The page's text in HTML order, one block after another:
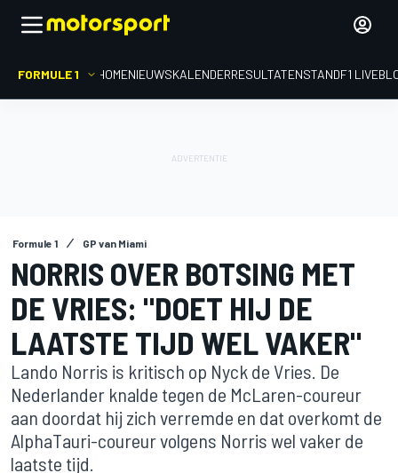
FORMULE 1 HOMENIEUWSKALENDERRESULTATENSTANDF1
Formule 1 GP van Miami
NORRIS OVER BOTSING MET
DE VRIES: "DOET HIJ DE
LAATSTE TIJD WEL VAKER"
Lando Norris is kritisch op Nyck de Vries. De
Nederlander knalde tegen de McLaren-coureur
aan doordat hij zich verremde en dat overkomt de
AlphaTauri-coureur volgens Norris wel vaker de
laatste tijd.